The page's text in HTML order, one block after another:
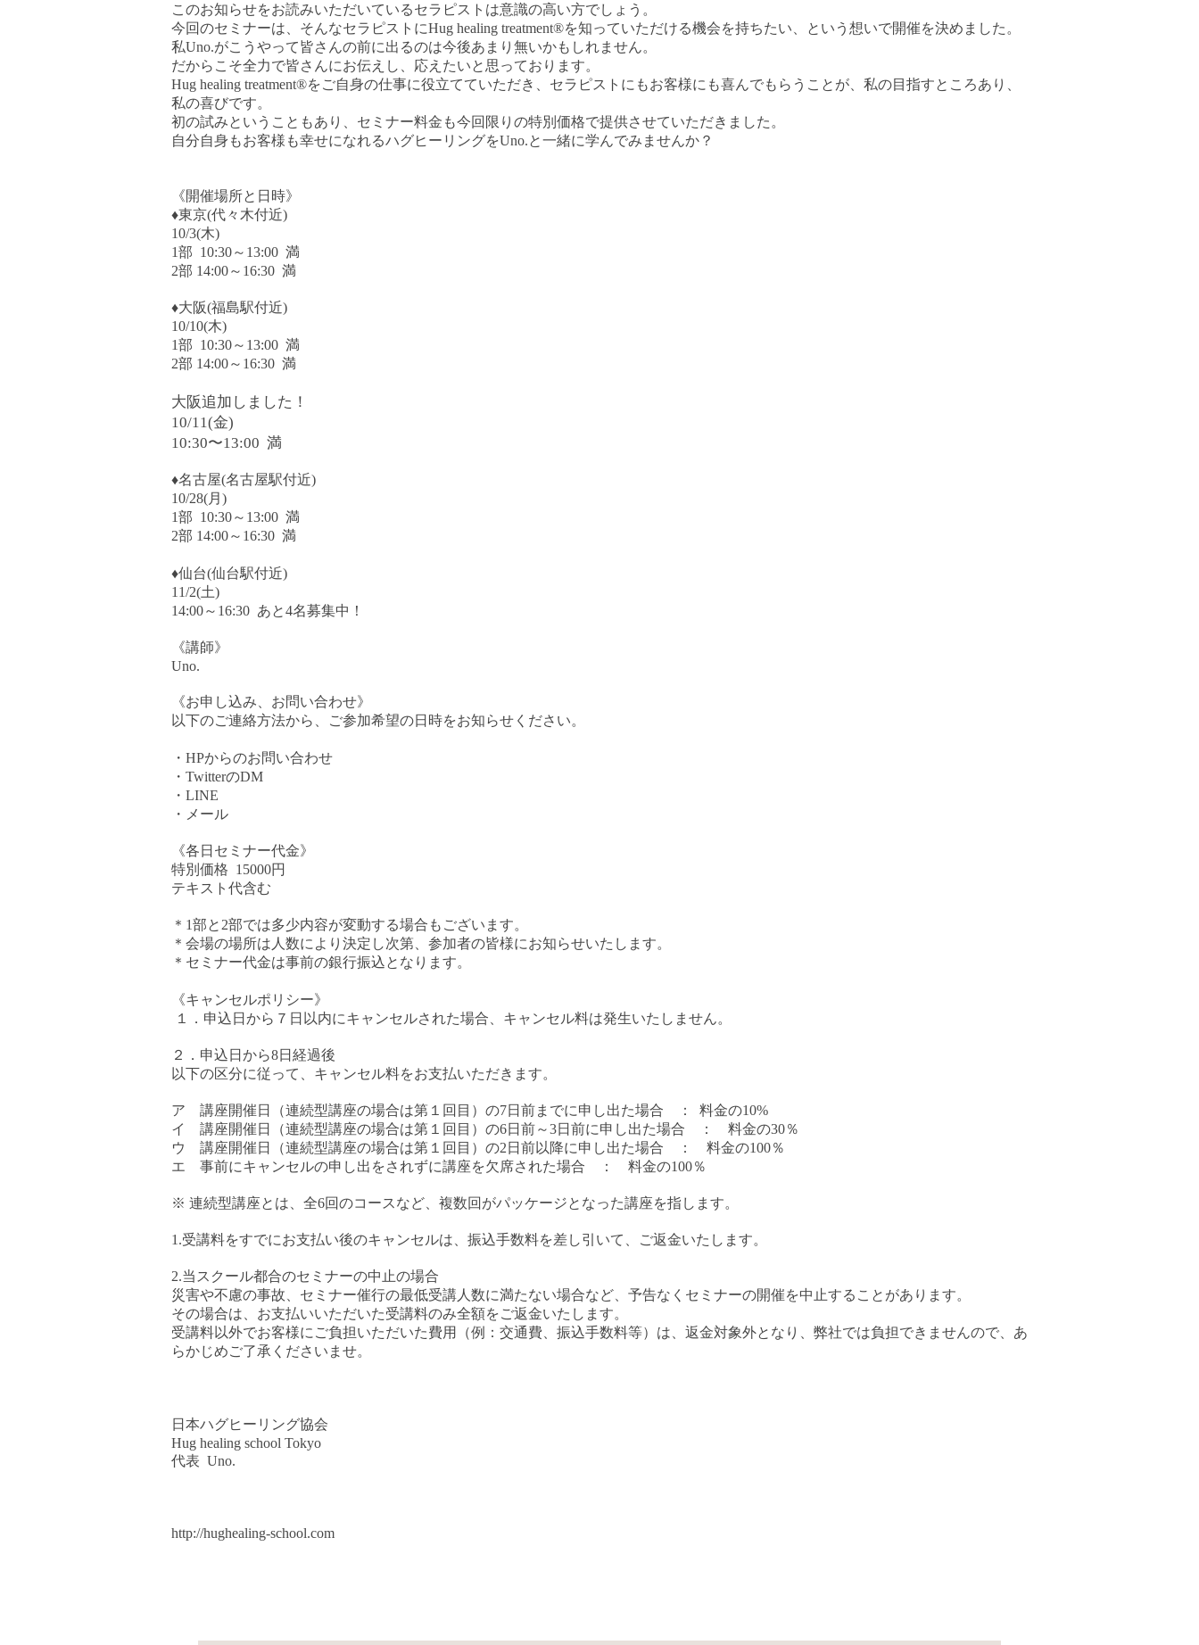
このお知らせをお読みいただいているセラピストは意識の高い方でしょう。
今回のセミナーは、そんなセラピストにHug healing treatment®を知っていただける機会を持ちたい、という想いで開催を決めました。
私Uno.がこうやって皆さんの前に出るのは今後あまり無いかもしれません。
だからこそ全力で皆さんにお伝えし、応えたいと思っております。
Hug healing treatment®をご自身の仕事に役立てていただき、セラピストにもお客様にも喜んでもらうことが、私の目指すところあり、
私の喜びです。
初の試みということもあり、セミナー料金も今回限りの特別価格で提供させていただきました。
自分自身もお客様も幸せになれるハグヒーリングをUno.と一緒に学んでみませんか？
《開催場所と日時》
♦東京(代々木付近)
10/3(木)
1部 10:30～ 13:00 満
2部 14:00～ 16:30 満
♦大阪(福島駅付近)
10/10(木)
1部 10:30～ 13:00 満
2部 14:00～ 16:30 満
大阪追加しました！
10/11(金)
10:30〜13:00 満
♦名古屋(名古屋駅付近)
10/28(月)
1部 10:30～ 13:00 満
2部 14:00～ 16:30 満
♦仙台(仙台駅付近)
11/2(土)
14:00～ 16:30 あと4名募集中！
《講師》
Uno.
《お申し込み、お問い合わせ》
以下のご連絡方法から、ご参加希望の日時をお知らせください。
・ HPからのお問い合わせ
・ TwitterのDM
・ LINE
・メール
《各日セミナー代金》
特別価格 15000円
テキスト代含む
＊ 1部と 2部では多少内容が変動する場合もございます。
＊会場の場所は人数により決定し次第、参加者の皆様にお知らせいたします。
＊セミナー代金は事前の銀行振込となります。
《キャンセルポリシー》
１．申込日から７日以内にキャンセルされた場合、キャンセル料は発生いたしません。
２．申込日から8日経過後
以下の区分に従って、キャンセル料をお支払いただきます。
ア 講座開催日（連続型講座の場合は第１回目）の7日前までに申し出た場合 ： 料金の10%
イ 講座開催日（連続型講座の場合は第１回目）の6日前～3日前に申し出た場合 ： 料金の30％
ウ 講座開催日（連続型講座の場合は第１回目）の2 日前以降に申し出た場合 ： 料金の100％
エ 事前にキャンセルの申し出をされずに講座を欠席された場合 ： 料金の100％
※ 連続型講座とは、全6回のコースなど、複数回がパッケージとなった講座を指します。
1.受講料をすでにお支払い後のキャンセルは、振込手数料を差し引いて、ご返金いたします。
2.当スクール都合のセミナーの中止の場合
災害や不慮の事故、セミナー催行の最低受講人数に満たない場合など、予告なくセミナーの開催を中止することがあります。
その場合は、お支払いいただいた受講料のみ全額をご返金いたします。
受講料以外でお客様にご負担いただいた費用（例：交通費、振込手数料等）は、返金対象外となり、弊社では負担できませんので、あ
らかじめご了承くださいませ。
日本ハグヒーリング協会
Hug healing school Tokyo
代表 Uno.
http://hughealing-school.com